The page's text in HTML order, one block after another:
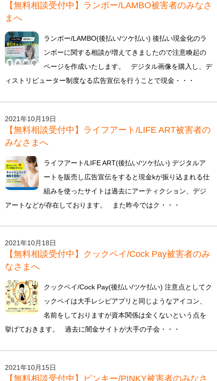
【無料相談受付中】ランボー/LAMBO被害者のみなさ
まへ
ランボー/LAMBO(後払い/ツケ払い) 後払い現金化のラ
ンボーに関する相談が増えてきましたので注意喚起の
ページを作成いたします。 デジタル画像を購入し、デ
ィストリビューター制度なる広告宣伝を行うことで現金・・・
2021年10月19日
【無料相談受付中】ライフアート/LIFE ART被害者の
みなさまへ
ライフアート/LIFE ART(後払い/ツケ払い) デジタルア
ートを販売し広告宣伝をすると現金kが振り込まれる仕
組みを使ったサイトは過去にアーティクション、デジ
アートなどが存在しております。 また昨今ではク・・・
2021年10月18日
【無料相談受付中】クックペイ/Cock Pay被害者のみ
なさまへ
クックペイ/Cock Pay(後払い/ツケ払い) 注意点としてク
ックペイは大手レシピアプリと同じようなアイコン、
名前をしておりますが資本関係は全くないという点を
挙げておきます。 過去に闇金サイトが大手の子会・・・
2021年10月15日
【無料相談受付中】ピンキー/PINKY被害者のみなさ